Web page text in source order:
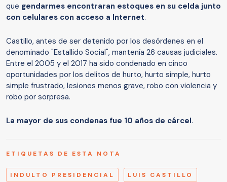
que gendarmes encontraran estoques en su celda junto
con celulares con acceso a Internet.
Castillo, antes de ser detenido por los desórdenes en el
denominado "Estallido Social", mantenía 26 causas judiciales.
Entre el 2005 y el 2017 ha sido condenado en cinco
oportunidades por los delitos de hurto, hurto simple, hurto
simple frustrado, lesiones menos grave, robo con violencia y
robo por sorpresa.
La mayor de sus condenas fue 10 años de cárcel.
ETIQUETAS DE ESTA NOTA
INDULTO PRESIDENCIAL LUIS CASTILLO